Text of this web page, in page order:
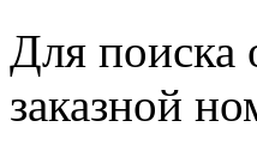
Для поиска
заказной